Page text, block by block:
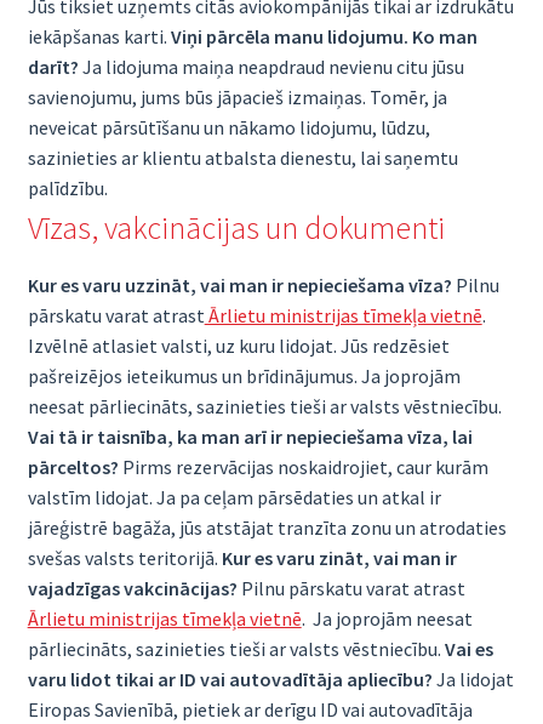
Jūs tiksiet uzņemts citās aviokompānijās tikai ar izdrukātu
iekāpšanas karti. Viņi pārcēla manu lidojumu. Ko man
darīt? Ja lidojuma maiņa neapdraud nevienu citu jūsu
savienojumu, jums būs jāpacieš izmaiņas. Tomēr, ja
neveicat pārsūtīšanu un nākamo lidojumu, lūdzu,
sazinieties ar klientu atbalsta dienestu, lai saņemtu
palīdzību.
Vīzas, vakcinācijas un dokumenti
Kur es varu uzzināt, vai man ir nepieciešama vīza? Pilnu
pārskatu varat atrastĀrlietu ministrijas tīmekļa vietnē.
Izvēlnē atlasiet valsti, uz kuru lidojat. Jūs redzēsiet
pašreizējos ieteikumus un brīdinājumus. Ja joprojām
neesat pārliecināts, sazinieties tieši ar valsts vēstniecību.
Vai tā ir taisnība, ka man arī ir nepieciešama vīza, lai
pārceltos? Pirms rezervācijas noskaidrojiet, caur kurām
valstīm lidojat. Ja pa ceļam pārsēdaties un atkal ir
jāreģistrē bagāža, jūs atstājat tranzīta zonu un atrodaties
svešas valsts teritorijā. Kur es varu zināt, vai man ir
vajadzīgas vakcinācijas? Pilnu pārskatu varat atrast
Ārlietu ministrijas tīmekļa vietnē. Ja joprojām neesat
pārliecināts, sazinieties tieši ar valsts vēstniecību. Vai es
varu lidot tikai ar ID vai autovadītāja apliecību? Ja lidojat
Eiropas Savienībā, pietiek ar derīgu ID vai autovadītāja